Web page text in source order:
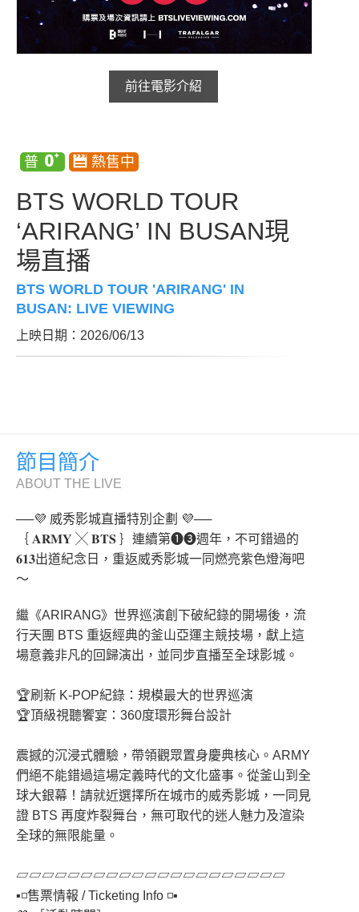
前往電影介紹
BTS WORLD TOUR
‘ARIRANG’ IN BUSAN現
場直播
BTS WORLD TOUR 'ARIRANG' IN
BUSAN: LIVE VIEWING
上映日期：2026/06/13
節目簡介
ABOUT THE LIVE
──💜 威秀影城直播特別企劃 💜──
｛ 𝐀𝐑𝐌𝐘 ╳ 𝐁𝐓𝐒 ｝連續第➊➌週年，不可錯過的
𝟔𝟏𝟑出道紀念日，重返威秀影城一同燃亮紫色燈海吧
～ ⠀
繼《ARIRANG》世界巡演創下破紀錄的開場後，流
行天團 BTS 重返經典的釜山亞運主競技場，獻上這
場意義非凡的回歸演出，並同步直播至全球影城。
🏆刷新 K-POP紀錄：規模最大的世界巡演
🏆頂級視聽饗宴：360度環形舞台設計
震撼的沉浸式體驗，帶領觀眾置身慶典核心。ARMY
們絕不能錯過這場定義時代的文化盛事。從釜山到全
球大銀幕！請就近選擇所在城市的威秀影城，一同見
證 BTS 再度炸裂舞台，無可取代的迷人魅力及渲染
全球的無限能量。
▱▱▱▱▱▱▱▱▱▱▱▱▱▱▱▱▱▱▱▱▱
▪️◽️售票情報 / Ticketing Info ◽️▪️⠀
商家介紹
加入iShow
會員Q&A